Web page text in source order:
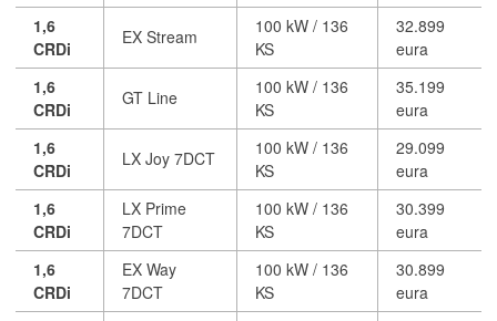
1,6
CRDi
EX Stream
100 kW / 136
KS
32.899
eura
1,6
CRDi
GT Line
100 kW / 136
KS
35.199
eura
1,6
CRDi
LX Joy 7DCT
100 kW / 136
KS
29.099
eura
1,6
CRDi
LX Prime
7DCT
100 kW / 136
KS
30.399
eura
1,6
CRDi
EX Way
7DCT
100 kW / 136
KS
30.899
eura